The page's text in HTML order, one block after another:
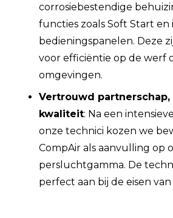
corrosiebestendige
functies zoals Soft Start
bedieningspanelen. Deze
voor efficiëntie op de werf
omgevingen.
Vertrouwd
kwaliteit: Na een
onze technici kozen we
CompAir als aanvulling op
persluchtgamma. De
perfect aan bij de eisen